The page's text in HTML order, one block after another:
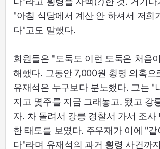
"아침 식당에서 계산 안 하셔서 저희
다"고도 말했다.
회원들은 "도둑도 이런 도둑은 처음
해했다. 그동안 7,000원 횡령 의혹으
유재석은 누구보다 분노했다. 그는 "
지고 몇주를 지금 그래놓고. 됐고 강
자. 차 돌려서 강릉 경찰서 가서 조사
한 태도를 보였다. 주우재가 이에 "같
다"라며 유재석의 과거 횡령 사건까